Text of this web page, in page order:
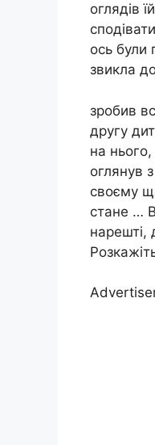
оглядів
ось були
звикла
зробив
другу
на
оглянув
своєму
стане …
нарешті,